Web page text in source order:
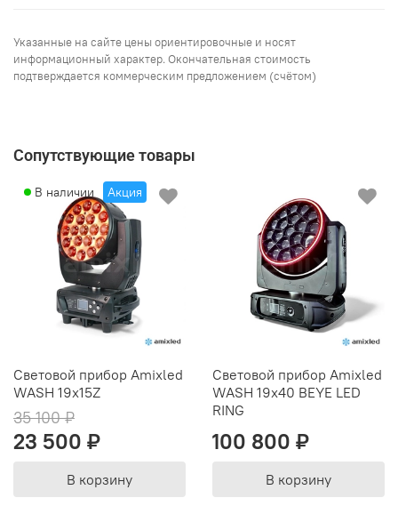
Указанные на сайте цены ориентировочные и носят
информационный характер. Окончательная стоимость
подтверждается коммерческим предложением (счётом)
Сопутствующие товары
В наличии Акция
Cветовой прибор Amixled
WASH 19x15Z
35 100 ₽
23 500 ₽
В корзину
Световой прибор Amixled
WASH 19x40 BEYE LED
RING
100 800 ₽
В корзину